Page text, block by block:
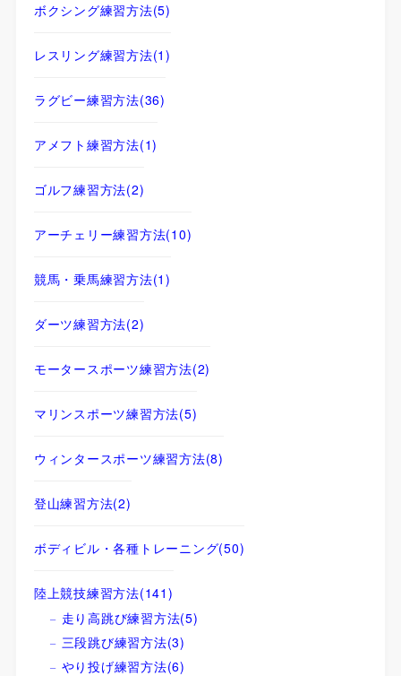
ボクシング練習方法(5)
レスリング練習方法(1)
ラグビー練習方法(36)
アメフト練習方法(1)
ゴルフ練習方法(2)
アーチェリー練習方法(10)
競馬・乗馬練習方法(1)
ダーツ練習方法(2)
モータースポーツ練習方法(2)
マリンスポーツ練習方法(5)
ウィンタースポーツ練習方法(8)
登山練習方法(2)
ボディビル・各種トレーニング(50)
陸上競技練習方法(141)
走り高跳び練習方法(5)
三段跳び練習方法(3)
やり投げ練習方法(6)